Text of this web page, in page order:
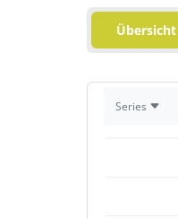
Übersicht
Series